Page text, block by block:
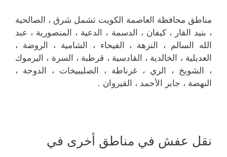
مناطق محافظة العاصمة الكويت تشمل شرق ، الصالحية
، بنيد القار ، كيفان ، الدسمة ، الدعية ، المنصورية ، عبد
الله السالم ، النزهة ، الفيحاء ، الشامية ، الروضة ،
العديلية ، الخالدية ، القادسية ، قرطبة ، السرة ، اليرموك
، الشويخ ، الري ، غرناطة ، الصليبيخات ، الدوحة ،
النهضة ، جابر الأحمد ، القيروان .
نقل عفش في مناطق أخرى في